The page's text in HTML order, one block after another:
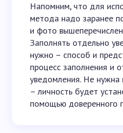
Напомним, что для
метода надо заранее
и фото
Заполнять отдельно
нужно – способ и
процесс заполнения и
уведомления. Не нужна
– личность будет
помощью доверенного